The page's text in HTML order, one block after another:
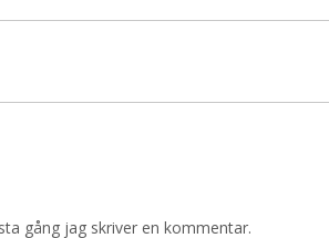
gång jag skriver en kommentar.